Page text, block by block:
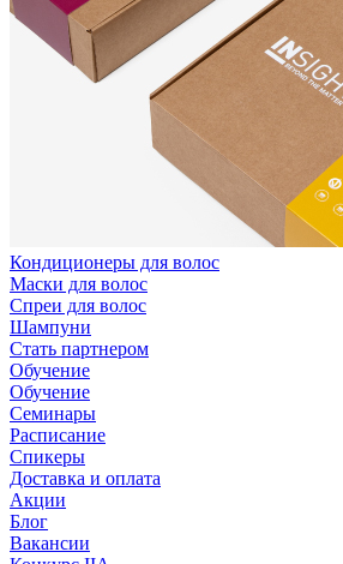
Кондиционеры для волос
Маски для волос
Спреи для волос
Шампуни
Стать партнером
Обучение
Обучение
Семинары
Расписание
Спикеры
Доставка и оплата
Акции
Блог
Вакансии